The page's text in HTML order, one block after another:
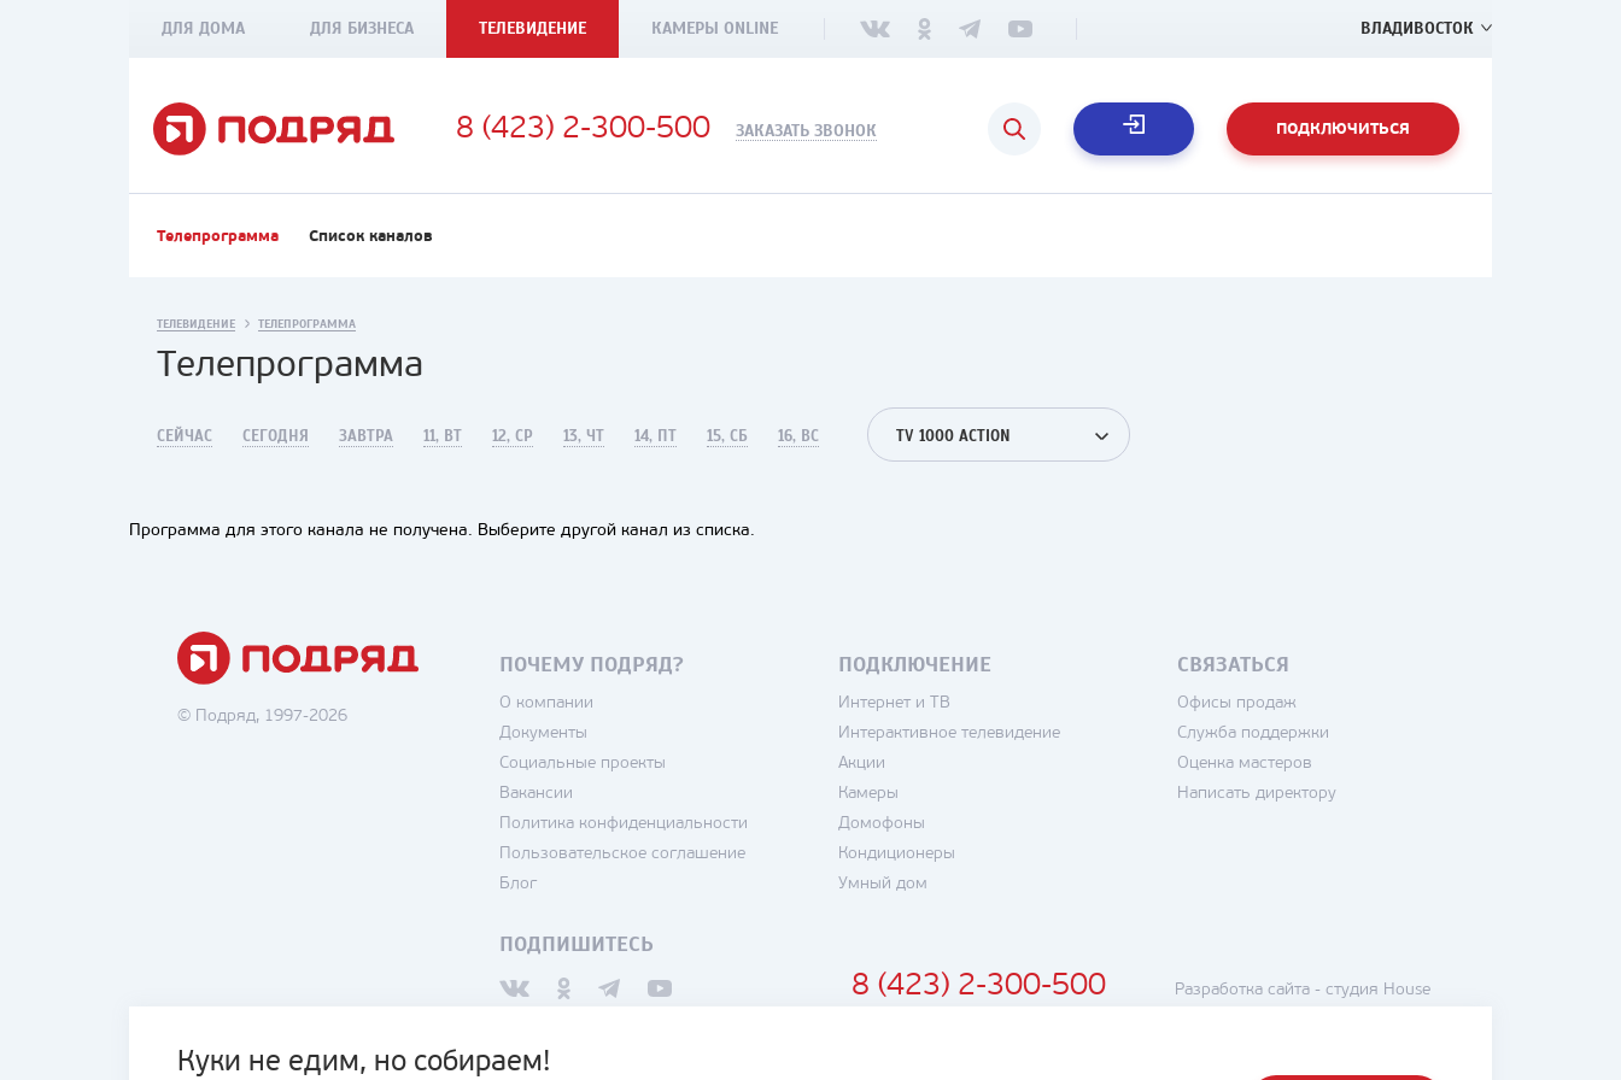
ДЛЯ ДОМА ДЛЯ БИЗНЕСА ТЕЛЕВИДЕНИЕ КАМЕРЫ ONLINE ВЛАДИВОСТОК
8 (423) 2-300-500 ЗАКАЗАТЬ ЗВОНОК ПОДКЛЮЧИТЬСЯ
Телепрограмма Список каналов
Куки не едим, но собираем!
ТЕЛЕВИДЕНИЕ ТЕЛЕПРОГРАММА
Телепрограмма
СЕЙЧАС СЕГОДНЯ ЗАВТРА 11, ВТ 12, СР 13, ЧТ 14, ПТ 15, СБ 16, ВС TV 1000 ACTION
Программа для этого канала не получена. Выберите другой канал из списка.
© Подряд, 1997-2026
ПОЧЕМУ ПОДРЯД?
О компании
Документы
Социальные проекты
Вакансии
Политика конфиденциальности
Пользовательское соглашение
Блог
ПОДКЛЮЧЕНИЕ
Интернет и ТВ
Интерактивное телевидение
Акции
Камеры
Домофоны
Кондиционеры
Умный дом
СВЯЗАТЬСЯ
Офисы продаж
Служба поддержки
Оценка мастеров
Написать директору
ПОДПИШИТЕСЬ
8 (423) 2-300-500 Разработка сайта - студия House